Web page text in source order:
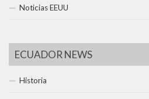
Noticias EEUU
ECUADOR NEWS
Historia